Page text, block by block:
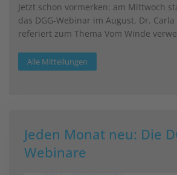
Jetzt schon vormerken: am Mittwoch
das DGG-Webinar im August. Dr.
referiert zum Thema Vom Winde
Alle Mitteilungen
Jeden Monat neu: Die
Webinare